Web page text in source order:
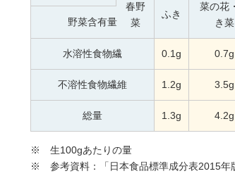
春野
菜
ふき
菜の花
き菜
野菜含有量
水溶性食物繊 0.1g 0.7g
不溶性食物繊維 1.2g 3.5g
総量 1.3g 4.2g
※
生100gあたりの量
※
参考資料：「日本食品標準成分表2015年